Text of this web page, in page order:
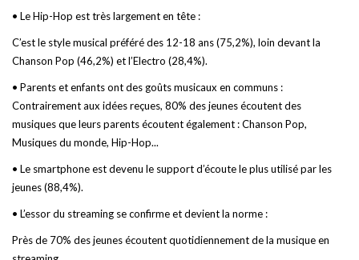
• Le Hip-Hop est très largement en tête :
C’est le style musical préféré des 12-18 ans (75,2%), loin devant la
Chanson Pop (46,2%) et l’Electro (28,4%).
• Parents et enfants ont des goûts musicaux en communs :
Contrairement aux idées reçues, 80% des jeunes écoutent des
musiques que leurs parents écoutent également : Chanson Pop,
Musiques du monde, Hip-Hop...
• Le smartphone est devenu le support d’écoute le plus utilisé par les
jeunes (88,4%).
• L’essor du streaming se confirme et devient la norme :
Près de 70% des jeunes écoutent quotidiennement de la musique en